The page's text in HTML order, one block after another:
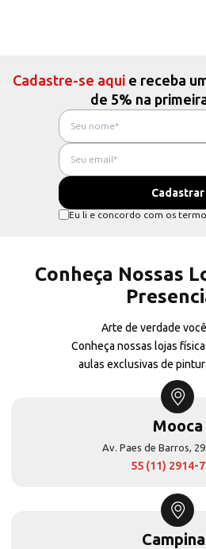
Cadastre-se aqui e receba
de 5% na
Eu li e concordo com os
Conheça Nossas
Arte de verdade
Conheça nossas lojas
aulas exclusivas de
Mooca
Av. Paes de Barros,
55 (11) 2914-